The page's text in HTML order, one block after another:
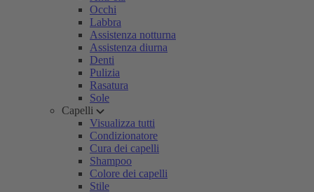
Occhi
Labbra
Assistenza notturna
Assistenza diurna
Denti
Pulizia
Rasatura
Sole
Capelli
Visualizza tutti
Condizionatore
Cura dei capelli
Shampoo
Colore dei capelli
Stile